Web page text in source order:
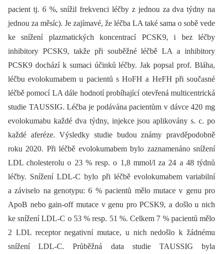
pacient tj. 6 %, snížil frekvenci léčby z jednou za dva týdny na
jednou za měsíc). Je zajímavé, že léčba LA také sama o sobě vede
ke snížení plazmatických koncentrací PCSK9, i bez léčby
inhibitory PCSK9, takže při souběžné léčbě LA a inhibitory
PCSK9 dochází k sumaci účinků léčby. Jak popsal prof. Bláha,
léčbu evolokumabem u pacientů s HoFH a HeFH při současné
léčbě pomocí LA dále hodnotí probíhající otevřená multicentrická
studie TAUSSIG. Léčba je podávána pacientům v dávce 420 mg
evolokumabu každé dva týdny, injekce jsou aplikovány s. c. po
každé aferéze. Výsledky studie budou známy pravdě­podobně
roku 2020. Při léčbě evolokumabem bylo zaznamenáno snížení
LDL cholesterolu o 23 % resp. o 1,8 mmol/l za 24 a 48 týdnů
léčby. Snížení LDL-C bylo při léčbě evolokumabem variabilní
a záviselo na genotypu: 6 % pacientů mělo mutace v genu pro
ApoB nebo gain-off mutace v genu pro PCSK9, a došlo u nich
ke snížení LDL-C o 53 % resp. 51 %. Celkem 7 % pacientů mělo
2 LDL receptor negativní mutace, u nich nedošlo k žádnému
snížení LDL-C. Průběžná data studie TAUSSIG byla